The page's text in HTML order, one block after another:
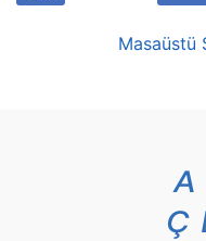
Masaüstü
A
Ç